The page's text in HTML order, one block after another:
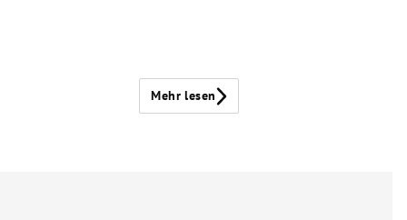
Mehr lesen